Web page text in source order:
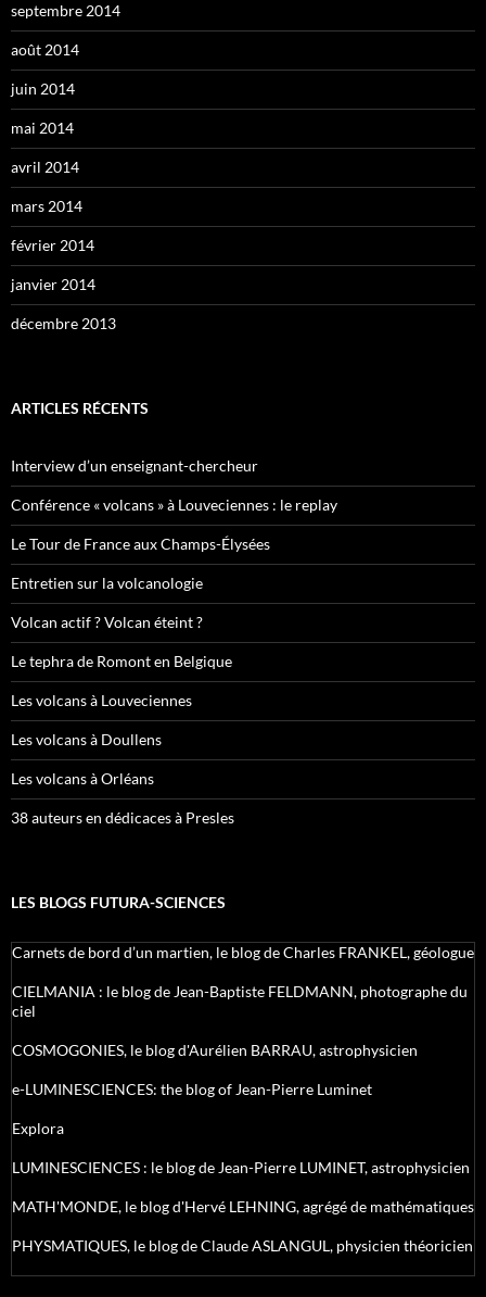
septembre 2014
août 2014
juin 2014
mai 2014
avril 2014
mars 2014
février 2014
janvier 2014
décembre 2013
ARTICLES RÉCENTS
Interview d’un enseignant-chercheur
Conférence « volcans » à Louveciennes : le replay
Le Tour de France aux Champs-Élysées
Entretien sur la volcanologie
Volcan actif ? Volcan éteint ?
Le tephra de Romont en Belgique
Les volcans à Louveciennes
Les volcans à Doullens
Les volcans à Orléans
38 auteurs en dédicaces à Presles
LES BLOGS FUTURA-SCIENCES
Carnets de bord d’un martien, le blog de Charles FRANKEL, géologue
CIELMANIA : le blog de Jean-Baptiste FELDMANN, photographe du
ciel
COSMOGONIES, le blog d'Aurélien BARRAU, astrophysicien
e-LUMINESCIENCES: the blog of Jean-Pierre Luminet
Explora
LUMINESCIENCES : le blog de Jean-Pierre LUMINET, astrophysicien
MATH'MONDE, le blog d'Hervé LEHNING, agrégé de mathématiques
PHYSMATIQUES, le blog de Claude ASLANGUL, physicien théoricien